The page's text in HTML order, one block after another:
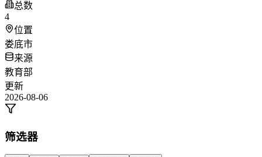
总数
4
位置
娄底市
来源
教育部
更新
2026-08-06
筛选器